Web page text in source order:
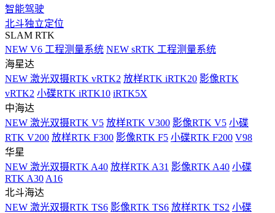
智能驾驶
北斗独立定位
SLAM RTK
NEW V6 工程测量系统 NEW sRTK 工程测量系统
海星达
NEW 激光双摄RTK vRTK2 放样RTK iRTK20 影像RTK
vRTK2 小碟RTK iRTK10 iRTK5X
中海达
NEW 激光双摄RTK V5 放样RTK V300 影像RTK V5 小碟
RTK V200 放样RTK F300 影像RTK F5 小碟RTK F200 V98
华星
NEW 激光双摄RTK A40 放样RTK A31 影像RTK A40 小碟
RTK A30 A16
北斗海达
NEW 激光双摄RTK TS6 影像RTK TS6 放样RTK TS2 小碟